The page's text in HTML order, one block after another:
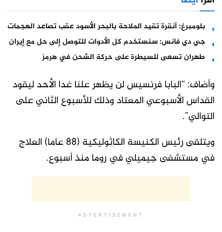
بلومبرغ: أنقرة تقيد الملاحة بالبحر الأسود عقب تصاعد الهجمات
جي دي فانس: سنستخدم كل الأدوات للتوصل إلى حل مع إيران
طهران تسعى للسيطرة على حركة الشحن في هرمز
وأضاف: “البابا فرنسيس لن يظهر علنا غدا الأحد ليقود
القداس الأسبوعي المعتاد وذلك للأسبوع الثاني على
التوالي”.
ويتلقى رئيس الكنيسة الكاثوليكية (88 عاما) العلاج
في مستشفى جيميلي في روما منذ أسبوع.
ADVERTISEMENT